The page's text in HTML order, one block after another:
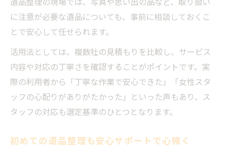
遺品整理時の写真や品の供養相談のポイン
ト
見積もり比較で賢く遺品整理を進めるコツ
遺品整理の見積もり比較で損をしない方法
遺品整理安心サポートで見積もりの違いを
知る
遺品整理の費用比較とサポート選びのコツ
性
に注意が必要な遺品についても、事前に相談しておくこ
とで安心して任せられます。
活用法としては、複数社の見積もりを比較し、サービス
内容や対応の丁寧さを確認することがポイントです。実
際の利用者から「丁寧な作業で安心できた」「女性スタ
ッフの心配りがありがたかった」といった声もあり、ス
タッフの対応も選定基準のひとつとなります。
初めての遺品整理も安心サポートで心強く